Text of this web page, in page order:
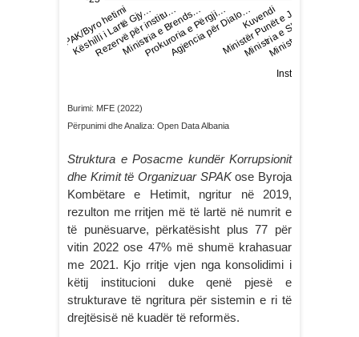
Burimi: MFE (2022)
Përpunimi dhe Analiza: Open Data Albania
Struktura e Posacme kundër Korrupsionit
dhe Krimit të Organizuar SPAKose Byroja
Kombëtare e Hetimit, ngritur në 2019,
rezulton me rritjen më të lartë në numrit e
të punësuarve, përkatësisht plus 77 për
vitin 2022 ose 47% më shumë krahasuar
me 2021. Kjo rritje vjen nga konsolidimi i
këtij institucioni duke qenë pjesë e
strukturave të ngritura për sistemin e ri të
drejtësisë në kuadër të reformës.